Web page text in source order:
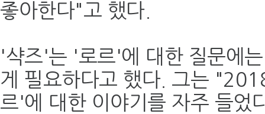
좋아한다"고 했다.
'샥즈'는 '로르'에 대한 질문에
게 필요하다고 했다. 그는
르'에 대한 이야기를 자주 들었